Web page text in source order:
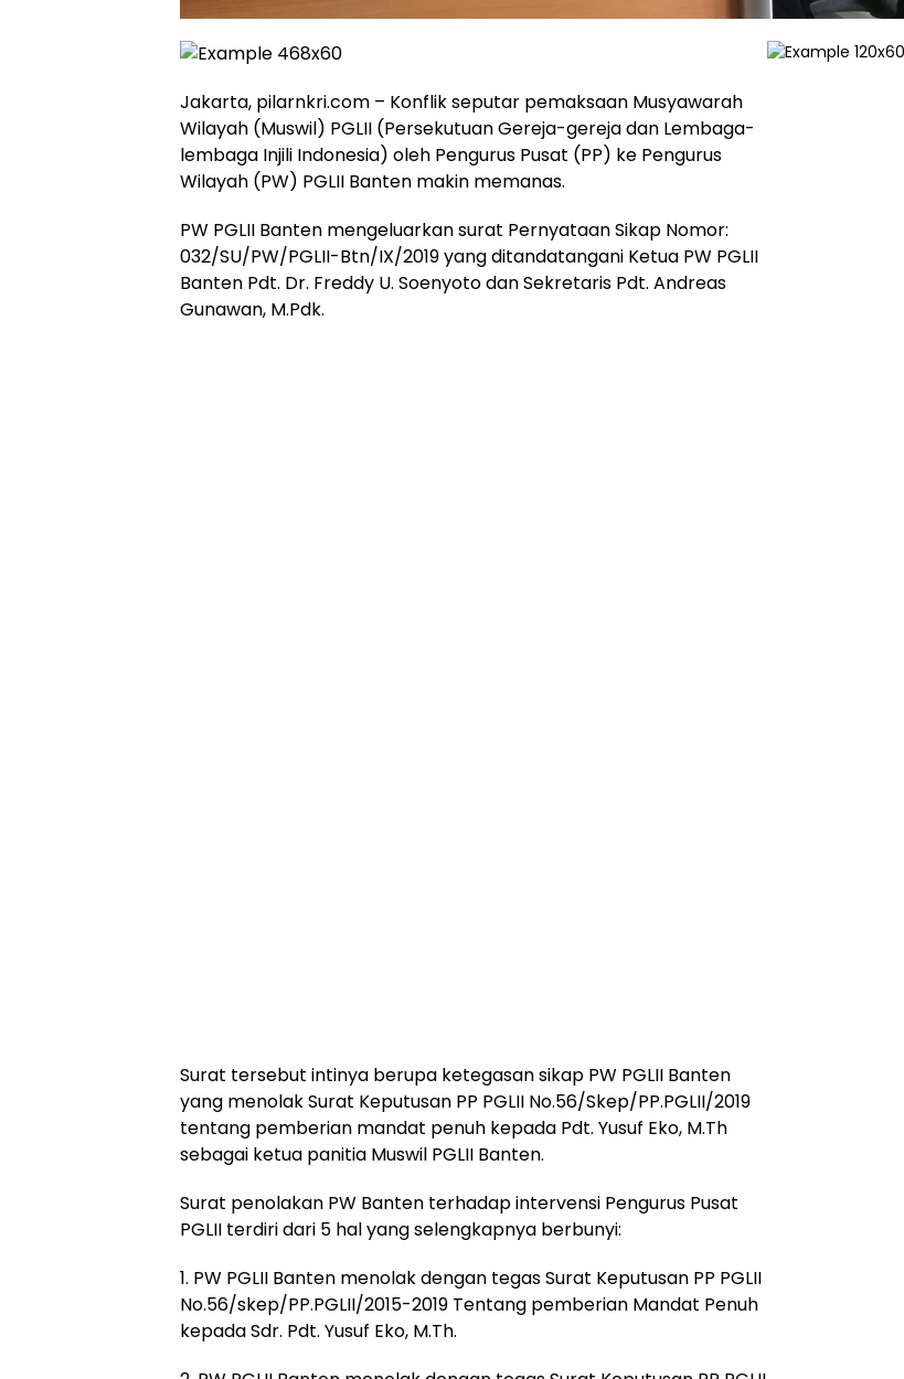
Jakarta, pilarnkri.com – Konflik seputar pemaksaan Musyawarah
Wilayah (Muswil) PGLII (Persekutuan Gereja-gereja dan Lembaga-
lembaga Injili Indonesia) oleh Pengurus Pusat (PP) ke Pengurus
Wilayah (PW) PGLII Banten makin memanas.
PW PGLII Banten mengeluarkan surat Pernyataan Sikap Nomor:
032/SU/PW/PGLII-Btn/IX/2019 yang ditandatangani Ketua PW PGLII
Banten Pdt. Dr. Freddy U. Soenyoto dan Sekretaris Pdt. Andreas
Gunawan, M.Pdk.
Surat tersebut intinya berupa ketegasan sikap PW PGLII Banten
yang menolak Surat Keputusan PP PGLII No.56/Skep/PP.PGLII/2019
tentang pemberian mandat penuh kepada Pdt. Yusuf Eko, M.Th
sebagai ketua panitia Muswil PGLII Banten.
Surat penolakan PW Banten terhadap intervensi Pengurus Pusat
PGLII terdiri dari 5 hal yang selengkapnya berbunyi:
1. PW PGLII Banten menolak dengan tegas Surat Keputusan PP PGLII
No.56/skep/PP.PGLII/2015-2019 Tentang pemberian Mandat Penuh
kepada Sdr. Pdt. Yusuf Eko, M.Th.